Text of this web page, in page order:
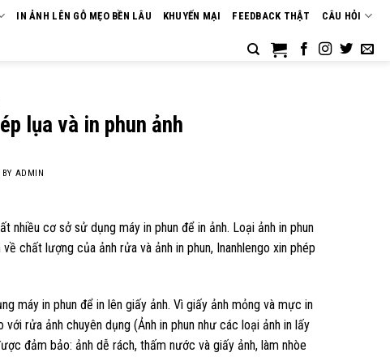
IN ẢNH LÊN GỖ MẸO BỀN LÂU KHUYẾN MẠI FEEDBACK THẬT CÂU HỎI
lụa và in phun ảnh
BY ADMIN
nhiều cơ sở sử dụng máy in phun để in ảnh. Loại ảnh in phun
chất lượng của ảnh rửa và ảnh in phun, Inanhlengo xin phép
máy in phun để in lên giấy ảnh. Vì giấy ảnh mỏng và mực in
rửa ảnh chuyên dụng (Ảnh in phun như các loại ảnh in lấy
đảm bảo: ảnh dễ rách, thấm nước và giấy ảnh, làm nhòe